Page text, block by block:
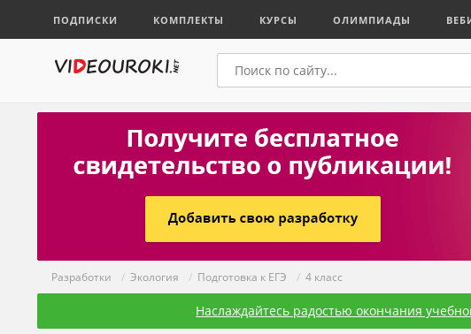
ПОДПИСКИ КОМПЛЕКТЫ КУРСЫ ОЛИМПИАДЫ
Разработки / Экология / Подготовка к ЕГЭ / 4 класс
Наслаждайтесь радостью окончания